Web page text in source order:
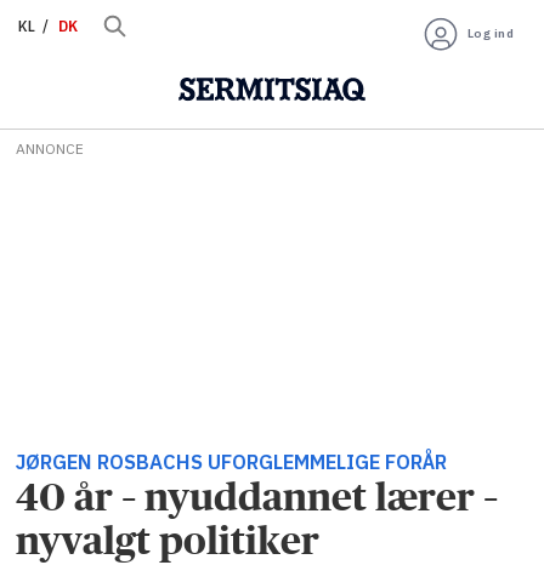
KL DK Log ind
ANNONCE
JØRGEN ROSBACHS UFORGLEMMELIGE FORÅR
40 år – nyuddannet lærer –
nyvalgt politiker